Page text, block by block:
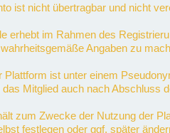
ist nicht übertragbar und nicht
erhebt im Rahmen des
Angaben zu
Plattform ist unter einem
das Mitglied auch nach Abschluss
zum Zwecke der Nutzung der
festlegen oder ggf. später